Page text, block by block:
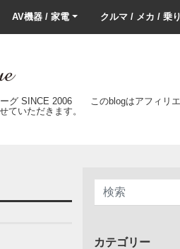
AV機器 / 家電 クルマ / メカ / 乗
グ SINCE 2006 このblogはアフィリ
ていただきます。
カテゴリー